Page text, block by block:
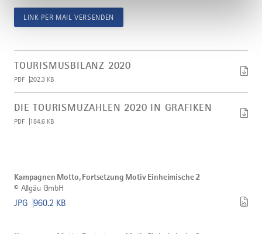
LINK PER MAIL VERSENDEN
TOURISMUSBILANZ 2020
PDF 202.3 KB
Tourismusbilanz
herunterladen
DIE TOURISMUZAHLEN 2020 IN GRAFIKEN
PDF 184.6 KB
Die
2020
Kampagnen Motto, Fortsetzung Motiv Einheimische 2
©Allgäu GmbH
JPG 960.2 KB
Motto,
Fortsetzung
Motiv
Einheimische